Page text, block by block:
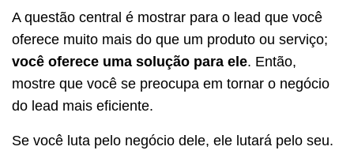
A questão central é mostrar para o lead que você
oferece muito mais do que um produto ou serviço;
você oferece uma solução para ele. Então,
mostre que você se preocupa em tornar o negócio
do lead mais eficiente.
Se você luta pelo negócio dele, ele lutará pelo seu.